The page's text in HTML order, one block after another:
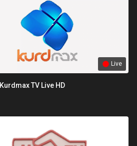
Live
Kurdmax TV Live HD